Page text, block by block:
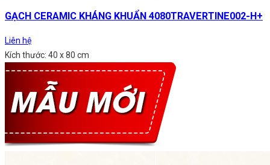
GẠCH CERAMIC KHÁNG KHUẨN 4080TRAVERTINE002-H+
Liên hệ
Kích thước: 40 x 80 cm